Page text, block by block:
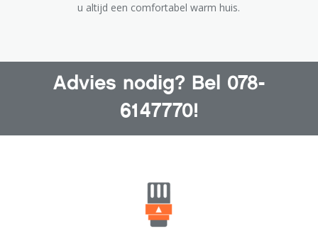
u altijd een comfortabel warm huis.
Advies nodig? Bel 078-
6147770!